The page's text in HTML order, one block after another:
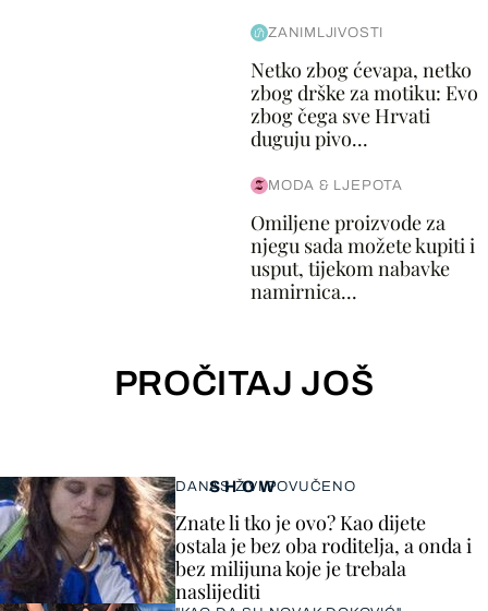
ZANIMLJIVOSTI
Netko zbog ćevapa, netko
zbog drške za motiku: Evo
zbog čega sve Hrvati
duguju pivo...
MODA & LJEPOTA
Omiljene proizvode za
njegu sada možete kupiti i
usput, tijekom nabavke
namirnica...
PROČITAJ JOŠ
SHOW
DANAS ŽIVI POVUČENO
Znate li tko je ovo? Kao dijete
ostala je bez oba roditelja, a onda i
bez milijuna koje je trebala
naslijediti